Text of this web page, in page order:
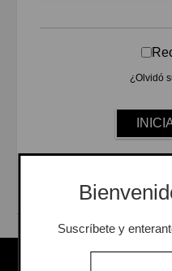
¿Olvidó
Suscríbete y